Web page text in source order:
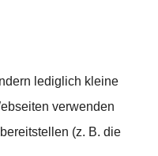
lediglich kleine
verwenden
(z. B. die